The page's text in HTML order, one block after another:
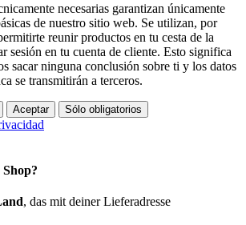
necesarias garantizan únicamente
de nuestro sitio web. Se utilizan, por
reunir productos en tu cesta de la
sesión en tu cuenta de cliente. Esto significa
sacar ninguna conclusión sobre ti y los datos
se transmitirán a terceros.
Aceptar Sólo obligatorios
, das mit deiner Lieferadresse